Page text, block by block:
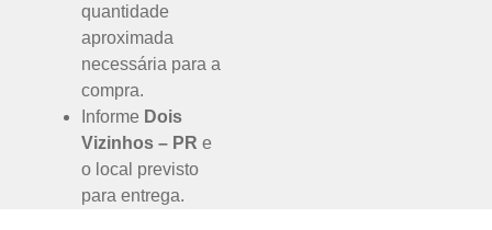
quantidade
aproximada
necessária para a
compra.
Informe Dois
Vizinhos – PR e
o local previsto
para entrega.